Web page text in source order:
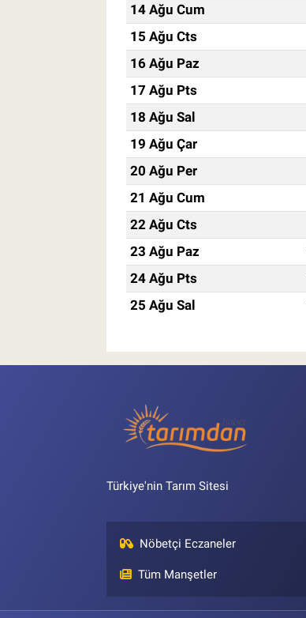
14 Ağu Cum
15 Ağu Cts
16 Ağu Paz
17 Ağu Pts
18 Ağu Sal
19 Ağu Çar
20 Ağu Per
21 Ağu Cum
22 Ağu Cts
23 Ağu Paz
24 Ağu Pts
25 Ağu Sal
Türkiye'nin Tarım Sitesi
Nöbetçi Eczaneler
Tüm Manşetler